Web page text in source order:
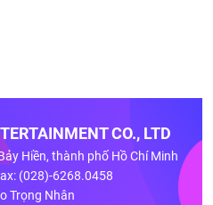
CO., LTD
Hiền, thành phố Hồ Chí Minh
(028)-6268.0458
Trọng Nhân